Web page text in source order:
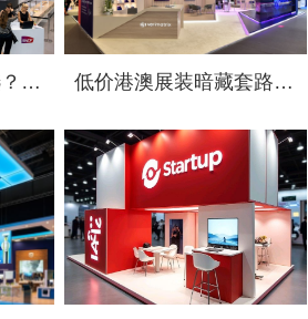
出境展览公司如何选？2026俄罗斯展台设计搭建十大服务商实力盘点 低价港澳展装暗藏套路！2026 跨境展览设计：通关额外花费避雷指南